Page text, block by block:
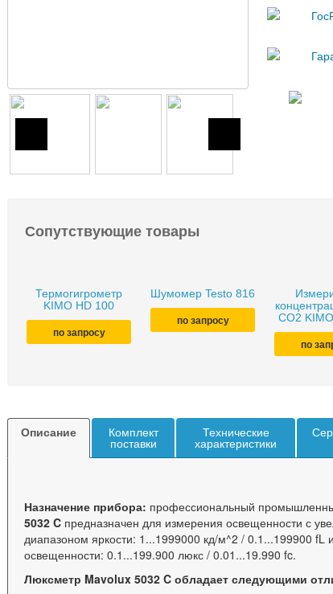
Сопутствующие товары
Термогигрометр
KIMO HD 100
по запросу
Шумомер Testo 816
по запросу
СО2
по
Описание
Комплект
поставки
Технические
характеристики
Назначение прибора: профессиональный
5032 C предназначен для измерения освещенности с
диапазоном яркости: 1...1999000 кд/м^2 / 0.1...199900
освещенности: 0.1...199.900 люкс / 0.01...19.990 fc.
Люксметр Mavolux 5032 C обладает следующими